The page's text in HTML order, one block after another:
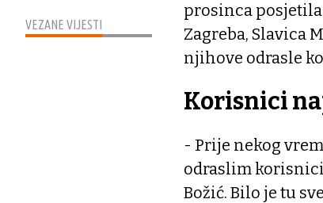
VEZANE VIJESTI
prosinca
Zagreba, Slavica
njihove odrasle
Korisnici
- Prije nekog
odraslim
Božić. Bilo je tu